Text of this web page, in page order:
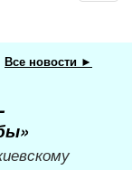
Все новости ►